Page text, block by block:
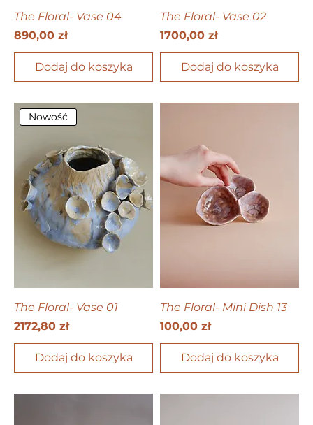
The Floral- Vase 04
Cena
890,00 zł
Dodaj do koszyka
The Floral- Vase 02
Cena
1700,00 zł
Dodaj do koszyka
Nowość
The Floral- Vase 01
Cena
2172,80 zł
Dodaj do koszyka
The Floral- Mini Dish 13
Cena
100,00 zł
Dodaj do koszyka